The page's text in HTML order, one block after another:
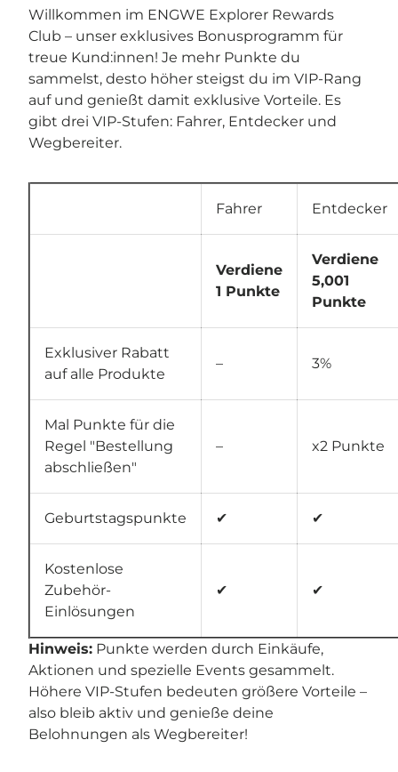
Willkommen im ENGWE Explorer Rewards
Club – unser exklusives Bonusprogramm für
treue Kund:innen! Je mehr Punkte du
sammelst, desto höher steigst du im VIP-Rang
auf und genießt damit exklusive Vorteile. Es
gibt drei VIP-Stufen: Fahrer, Entdecker und
Wegbereiter.
Fahrer Entdecker
Verdiene
1 Punkte
Verdiene
5,001
Punkte
Exklusiver Rabatt
auf alle Produkte
– 3%
Mal Punkte für die
Regel "Bestellung
abschließen"
– x2 Punkte
Geburtstagspunkte ✔ ✔
Kostenlose
Zubehör-
Einlösungen
✔ ✔
Hinweis: Punkte werden durch Einkäufe,
Aktionen und spezielle Events gesammelt.
Höhere VIP-Stufen bedeuten größere Vorteile –
also bleib aktiv und genieße deine
Belohnungen als Wegbereiter!